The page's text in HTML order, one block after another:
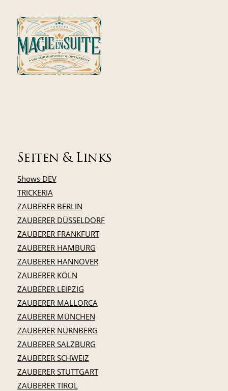
Seiten & Links
Shows DEV
TRICKERIA
ZAUBERER BERLIN
ZAUBERER DÜSSELDORF
ZAUBERER FRANKFURT
ZAUBERER HAMBURG
ZAUBERER HANNOVER
ZAUBERER KÖLN
ZAUBERER LEIPZIG
ZAUBERER MALLORCA
ZAUBERER MÜNCHEN
ZAUBERER NÜRNBERG
ZAUBERER SALZBURG
ZAUBERER SCHWEIZ
ZAUBERER STUTTGART
ZAUBERER TIROL